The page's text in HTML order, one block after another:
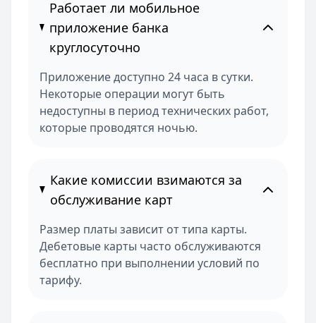
Работает ли мобильное
приложение банка
круглосуточно
Приложение доступно 24 часа в сутки.
Некоторые операции могут быть
недоступны в период технических работ,
которые проводятся ночью.
Какие комиссии взимаются за
обслуживание карт
Размер платы зависит от типа карты.
Дебетовые карты часто обслуживаются
бесплатно при выполнении условий по
тарифу.